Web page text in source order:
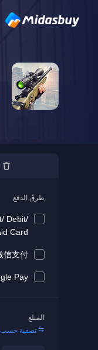
طرق الدفع
Debit/
Card
信支付
Pay
المبلغ
تصفية حسب